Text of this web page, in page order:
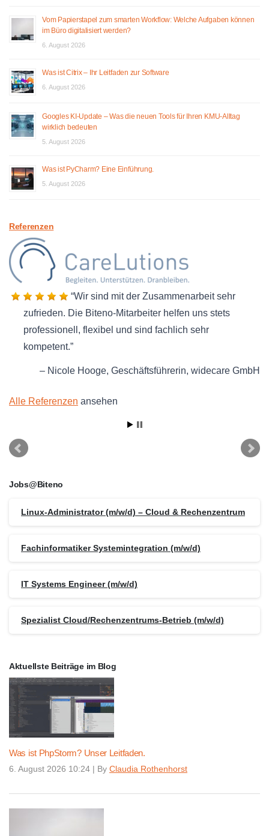
Vom Papierstapel zum smarten Workflow: Welche Aufgaben können
im Büro digitalisiert werden?
6. August 2026
Was ist Citrix – Ihr Leitfaden zur Software
6. August 2026
Googles KI-Update – Was die neuen Tools für Ihren KMU-Alltag
wirklich bedeuten
5. August 2026
Was ist PyCharm? Eine Einführung.
5. August 2026
Referenzen
Wir sind mit der Zusammenarbeit sehr
zufrieden. Die Biteno-Mitarbeiter helfen uns stets
professionell, flexibel und sind fachlich sehr
kompetent.
Nicole Hooge Geschäftsführerin widecare GmbH
Alle Referenzen ansehen
Jobs@Biteno
Linux-Administrator (m/w/d) – Cloud & Rechenzentrum
Fachinformatiker Systemintegration (m/w/d)
IT Systems Engineer (m/w/d)
Spezialist Cloud/Rechenzentrums-Betrieb (m/w/d)
Aktuellste Beiträge im Blog
Was ist PhpStorm? Unser Leitfaden.
6. August 2026 10:24 | By Claudia Rothenhorst